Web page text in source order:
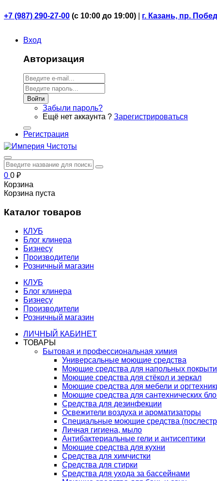
+7 (987) 290-27-00 (с 10:00 до 19:00) г. Казань, пр.
Вход
Авторизация
Войти
Забыли пароль?
Ещё нет аккаунта ? Зарегистрироваться
Регистрация
0 0 ₽
Корзина
Корзина пуста
Каталог товаров
КЛУБ
Блог клинера
Бизнесу
Производители
Розничный магазин
КЛУБ
Блог клинера
Бизнесу
Производители
Розничный магазин
ЛИЧНЫЙ КАБИНЕТ
ТОВАРЫ
Бытовая и профессиональная химия
Универсальные моющие средства
Моющие средства для напольных
Моющие средства для стёкол и зеркал
Моющие средства для мебели и
Моющие средства для сантехнических
Средства для дезинфекции
Освежители воздуха и ароматизаторы
Специальные моющие средства
Личная гигиена, мыло
Антибактериальные гели и антисептики
Моющие средства для кухни
Средства для химчистки
Средства для стирки
Средства для ухода за бассейнами